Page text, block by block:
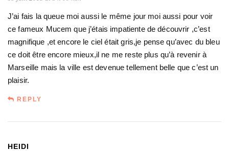
J’ai fais la queue moi aussi le même jour moi aussi pour voir
ce fameux Mucem que j’étais impatiente de découvrir ,c’est
magnifique ,et encore le ciel était gris,je pense qu’avec du bleu
ce doit être encore mieux,il ne me reste plus qu’à revenir à
Marseille mais la ville est devenue tellement belle que c’est un
plaisir.
REPLY
HEIDI